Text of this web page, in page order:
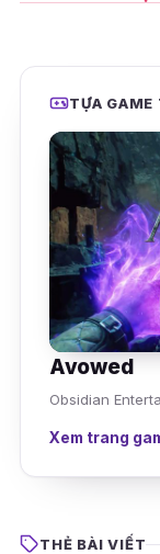
TỰA GAME
Avowed
Obsidian
Xem trang
THẺ BÀI VIẾT